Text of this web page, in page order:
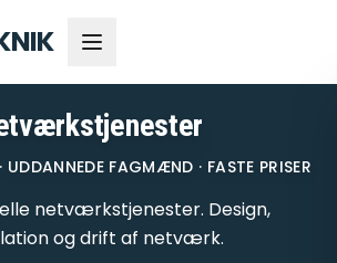
UDDANNEDE FAGMÆND · FASTE PRISER
netværkstjenester. Design,
og drift af netværk.